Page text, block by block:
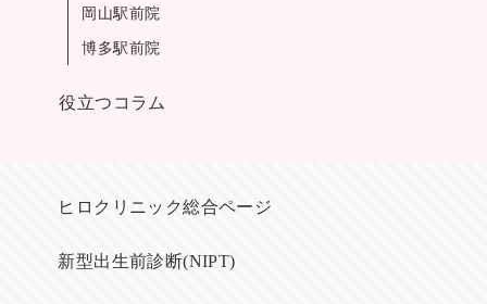
岡山駅前院
博多駅前院
役立つコラム
ヒロクリニック総合ページ
新型出生前診断(NIPT)